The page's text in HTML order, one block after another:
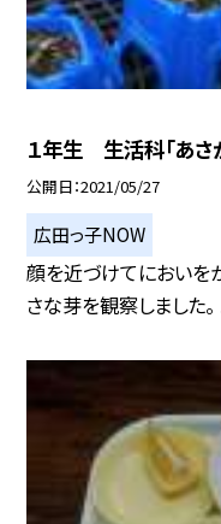
１年生 生活科「あさ
公開日 2021/05/27
広田っ子NOW
顔を近づけてにおいを
さな芽を観察しました。